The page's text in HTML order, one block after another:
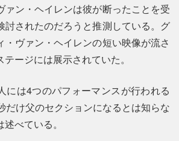
ァン・ヘイレンは彼が断ったことを受
討されたのだろうと推測している。グ
・ヴァン・ヘイレンの短い映像が流さ
ージには展示されていた。
には4つのパフォーマンスが行われる
だけ父のセクションになるとは知らな
べている。